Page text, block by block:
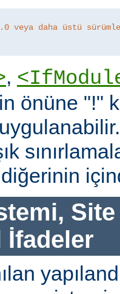
veya daha üstü
,
önüne "!"
Site
İfadeler